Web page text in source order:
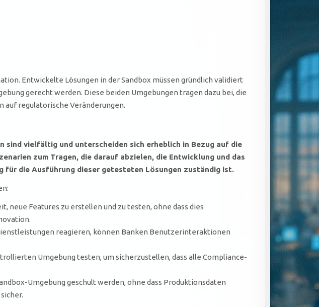
Entwickelte Lösungen in der Sandbox müssen gründlich validiert
gerecht werden. Diese beiden Umgebungen tragen dazu bei, die
auf regulatorische Veränderungen.
sind vielfältig und unterscheiden sich erheblich in Bezug auf die
zum Tragen, die darauf abzielen, die Entwicklung und das
für die Ausführung dieser getesteten Lösungen zuständig ist.
neue Features zu erstellen und zu testen, ohne dass dies
reagieren, können Banken Benutzerinteraktionen
Umgebung testen, um sicherzustellen, dass alle Compliance-
Umgebung geschult werden, ohne dass Produktionsdaten